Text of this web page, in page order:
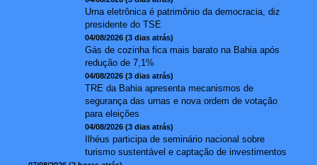
Urna eletrônica é patrimônio da democracia, diz
presidente do TSE
04/08/2026 (3 dias atrás)
Gás de cozinha fica mais barato na Bahia após
redução de 7,1%
04/08/2026 (3 dias atrás)
TRE da Bahia apresenta mecanismos de
segurança das urnas e nova ordem de votação
para eleições
04/08/2026 (3 dias atrás)
Ilhéus participa de seminário nacional sobre
turismo sustentável e captação de investimentos